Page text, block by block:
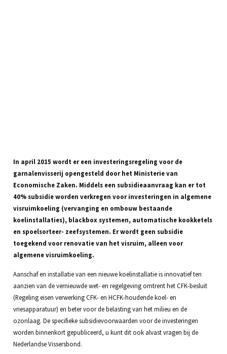
In april 2015 wordt er een investeringsregeling voor de
garnalenvisserij opengesteld door het Ministerie van
Economische Zaken. Middels een subsidieaanvraag kan er tot
40% subsidie worden verkregen voor investeringen in algemene
visruimkoeling (vervanging en ombouw bestaande
koelinstallaties), blackbox systemen, automatische kookketels
en spoelsorteer- zeefsystemen. Er wordt geen subsidie
toegekend voor renovatie van het visruim, alleen voor
algemene visruimkoeling.
Aanschaf en installatie van een nieuwe koelinstallatie is innovatief ten
aanzien van de vernieuwde wet- en regelgeving omtrent het CFK-besluit
(Regeling eisen verwerking CFK- en HCFK-houdende koel- en
vriesapparatuur) en beter voor de belasting van het milieu en de
ozonlaag. De specifieke subsidievoorwaarden voor de investeringen
worden binnenkort gepubliceerd, u kunt dit ook alvast vragen bij de
Nederlandse Vissersbond.